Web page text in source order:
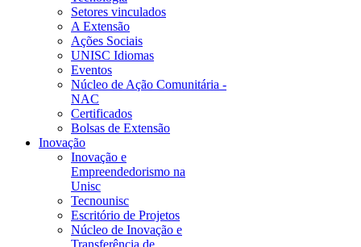
Setores vinculados
A Extensão
Ações Sociais
UNISC Idiomas
Eventos
Núcleo de Ação Comunitária -
NAC
Certificados
Bolsas de Extensão
Inovação
Inovação e
Empreendedorismo na
Unisc
Tecnounisc
Escritório de Projetos
Núcleo de Inovação e
Transferência de